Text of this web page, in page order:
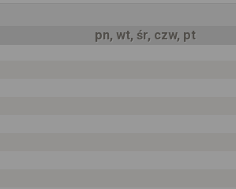
pn, wt, śr, czw, pt